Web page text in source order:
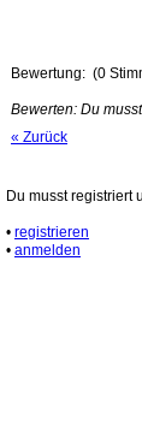
Bewertung: (0
Bewerten: Du
« Zurück
Du musst registriert
• registrieren
• anmelden